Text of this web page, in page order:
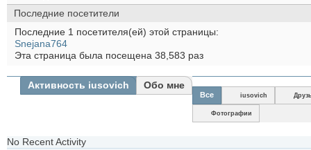
Последние посетители
Последние 1 посетителя(ей) этой страницы:
Snejana764
Эта страница была посещена 38,583 раз
Активность iusovich Обо мне
Все iusovich
Фотографии
No Recent Activity